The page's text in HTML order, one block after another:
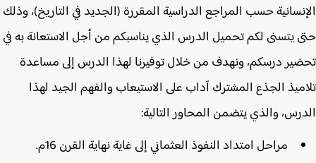
حسب المراجع الدراسية المقررة (الجديد في التاريخ)، وذلك
يتسنى لكم تحميل الدرس الذي يناسبكم من أجل الاستعانة به في
درسكم، ونهدف من خلال توفيرنا لهذا الدرس إلى مساعدة
الجذع المشترك آداب على الاستيعاب والفهم الجيد لهذا
والذي يتضمن المحاور التالية:
مراحل امتداد النفوذ العثماني إلى غاية نهاية القرن 16م.